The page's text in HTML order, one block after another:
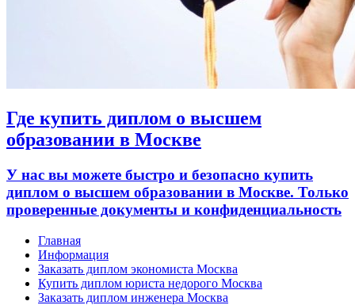
Где купить диплом о высшем
образовании в Москве
У нас вы можете быстро и безопасно купить
диплом о высшем образовании в Москве. Только
проверенные документы и конфиденциальность
Главная
Информация
Заказать диплом экономиста Москва
Купить диплом юриста недорого Москва
Заказать диплом инженера Москва